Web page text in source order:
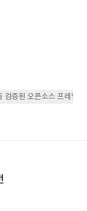
증된 오픈소스 프레임워